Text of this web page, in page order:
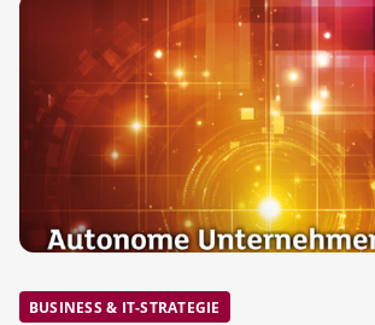
BUSINESS & IT-STRATEGIE